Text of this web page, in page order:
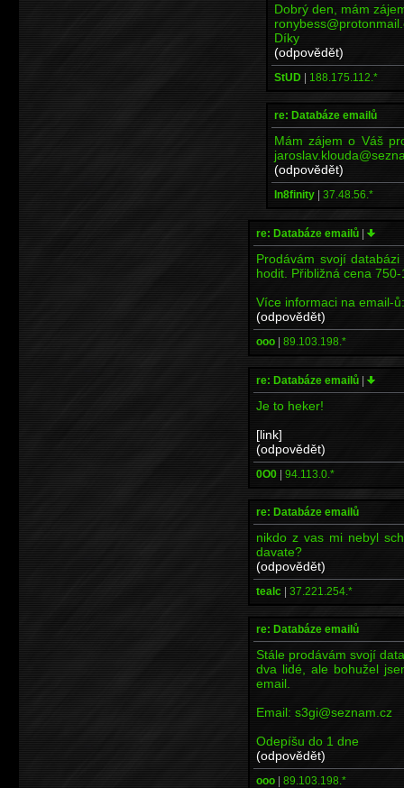
Dobrý den, mám
Díky
(odpovědět)
StUD | 188.175.112.*
re: Databáze emailů
Mám zájem o Váš
(odpovědět)
In8finity | 37.48.56.*
re: Databáze emailů |
Prodávám svojí
hodit. Přibližná cena
Více informaci na email-
(odpovědět)
ooo | 89.103.198.*
re: Databáze emailů |
Je to heker!
[link]
(odpovědět)
0O0 | 94.113.0.*
re: Databáze emailů
nikdo z vas mi nebyl
davate?
(odpovědět)
tealc | 37.221.254.*
re: Databáze emailů
Stále prodávám svojí
dva lidé, ale bohužel
email.
Email: s3gi@seznam.cz
Odepíšu do 1 dne
(odpovědět)
ooo | 89.103.198.*